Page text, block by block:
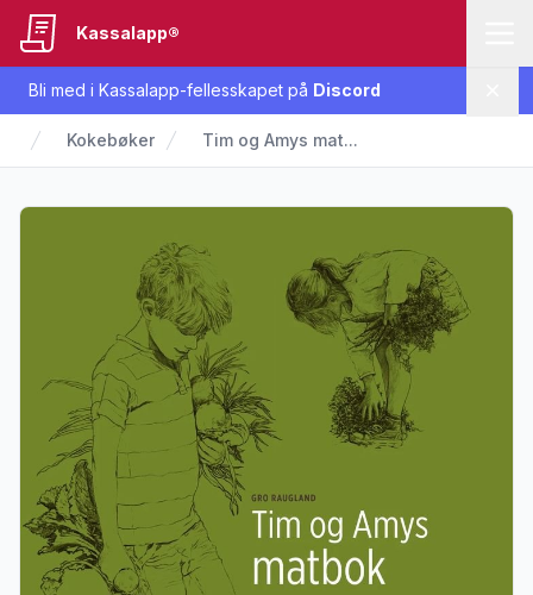
Bli med i Kassalapp-fellesskapet på Discord
Kassalapp®
Kokebøker Tim og Amys mat...